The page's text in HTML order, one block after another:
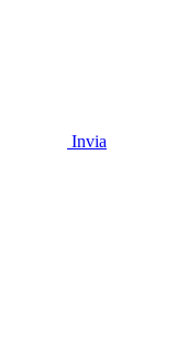
Invia